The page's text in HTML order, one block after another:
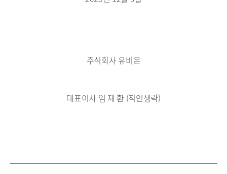
주식회사 유비온
대표이사 임 재 환 (직인생략)